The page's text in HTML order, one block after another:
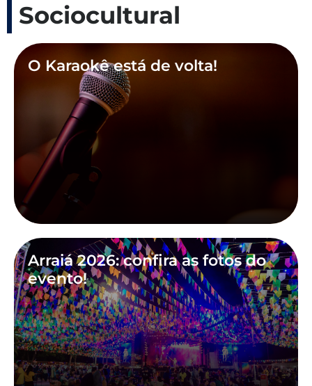
Sociocultural
O Karaokê está de volta!
Arraiá 2026: confira as fotos do
evento!